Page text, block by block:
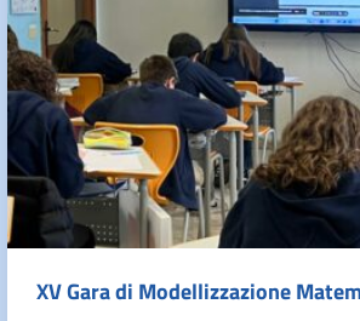
XV Gara di Modellizzazione